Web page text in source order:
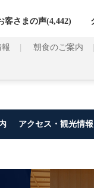
客さまの声(4,442)
朝食のご案内
アクセス・観光情報